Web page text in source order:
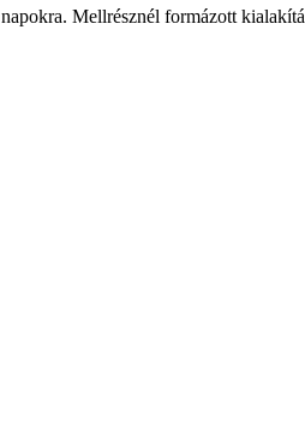
Mellrésznél formázott